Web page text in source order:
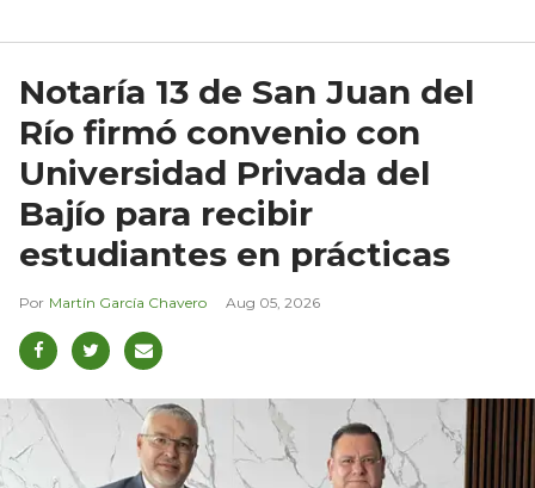
Notaría 13 de San Juan del
Río firmó convenio con
Universidad Privada del
Bajío para recibir
estudiantes en prácticas
Martín García Chavero Aug 05, 2026